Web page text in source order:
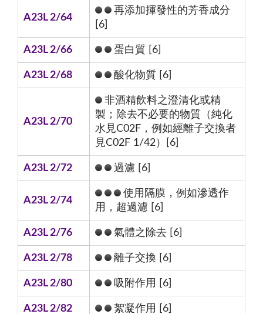
A23L 2/64
再添加揮發性的芳香成分
[6]
A23L 2/66 蛋白質 [6]
A23L 2/68 酸化物質 [6]
A23L 2/70
非酒精飲料之澄清化或精
製；除去不必要的物質（純化
水見C02F，例如經離子交換者
見C02F 1/42）[6]
A23L 2/72 過濾 [6]
A23L 2/74
使用隔膜，例如滲透作
用，超過濾 [6]
A23L 2/76 氣體之除去 [6]
A23L 2/78 離子交換 [6]
A23L 2/80 吸附作用 [6]
A23L 2/82 絮凝作用 [6]